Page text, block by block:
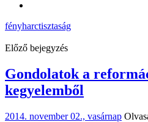
fényharctisztaság
Előző bejegyzés
Gondolatok a
kegyelemből
2014. november 02., vasárnap